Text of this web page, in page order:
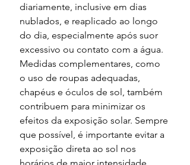
diariamente, inclusive em dias
nublados, e reaplicado ao longo
do dia, especialmente após suor
excessivo ou contato com a água.
Medidas complementares, como
o uso de roupas adequadas,
chapéus e óculos de sol, também
contribuem para minimizar os
efeitos da exposição solar. Sempre
que possível, é importante evitar a
exposição direta ao sol nos